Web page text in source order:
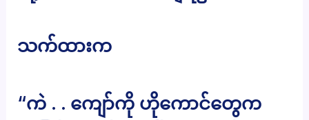
သက်ထားက
“ကဲ . . ကျော်ကို ဟိုကောင်တွေက